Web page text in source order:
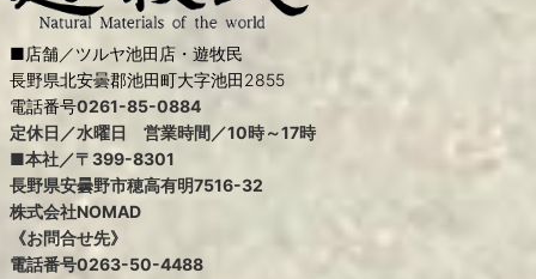
■店舗／ツルヤ池田店・遊牧民
長野県北安曇郡池田町大字池田2855
電話番号0261-85-0884
定休日／水曜日 営業時間／10時～17時
■本社／〒399-8301
長野県安曇野市穂高有明7516-32
株式会社NOMAD
《お問合せ先》
電話番号0263-50-4488